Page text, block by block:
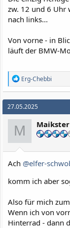
zw. 12 und 6 Uhr
nach links...
Von vorne - in
läuft der BMW-
R
e
a
k
t
i
o
n
e
n
Erg-Chebbi
27.05.2025
M Maikster
Ach @elfer-
komm ich aber
Also für mich
Wenn ich von
Hinterrad - dann